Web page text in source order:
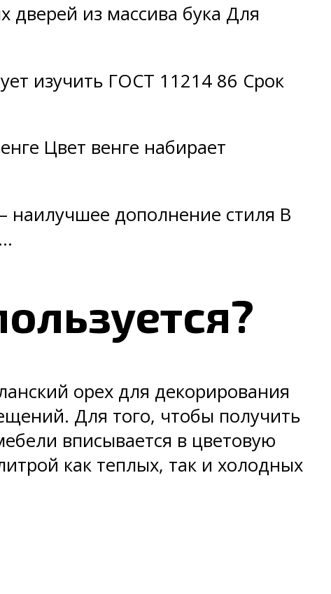
из массива бука Для
изучить ГОСТ 11214 86 Срок
Цвет венге набирает
наилучшее дополнение стиля В
орех для декорирования
Для того, чтобы получить
вписывается в цветовую
как теплых, так и холодных